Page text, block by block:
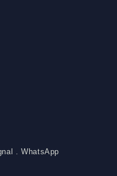
.WhatsApp